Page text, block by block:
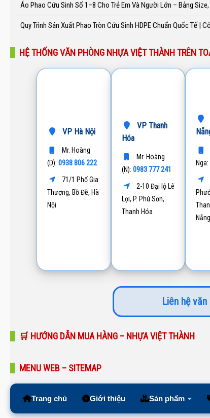
Áo Phao Cứu Sinh Số 1–8 Cho Trẻ Em Và Người Lớn – Bảng
Quy Trình Sản Xuất Phao Tròn Cứu Sinh HDPE Chuẩn Quốc Tế |
HỆ THỐNG VĂN PHÒNG NHỰA VIỆT THÀNH TRÊN
VP Hà Nội
Mr. Hoàng
(D): 0938 806 222
71/1 Phố Gia
Thượng, Bồ Đề, Hà
Nội
VP Thanh
Hóa
Mr. Hoàng
(N): 0983 777 241
2-10 Đại lộ Lê
Lợi, P. Phú Sơn,
Thanh Hóa
Nga:
Nẵng
Liên hệ
🛒 HƯỚNG DẪN MUA HÀNG – NHỰA VIỆT THÀNH
MENU WEB – SITEMAP
Trang chủ Giới thiệu Sản phẩm